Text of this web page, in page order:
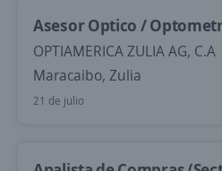
Asesor Optico /
OPTIAMERICA ZULIA AG, C.A
Maracaibo, Zulia
21 de julio